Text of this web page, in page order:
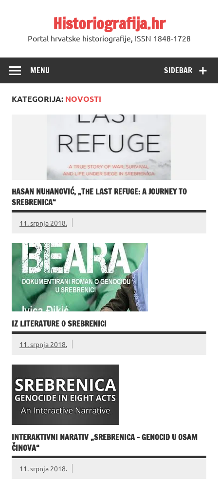
Historiografija.hr
Portal hrvatske historiografije, ISSN 1848-1728
SIDEBAR
MENU
KATEGORIJA: NOVOSTI
HASAN NUHANOVIĆ, „THE LAST REFUGE: A JOURNEY TO
SREBRENICA“
11. srpnja 2018.
IZ LITERATURE O SREBRENICI
11. srpnja 2018.
INTERAKTIVNI NARATIV „SREBRENICA – GENOCID U OSAM
ČINOVA“
11. srpnja 2018.